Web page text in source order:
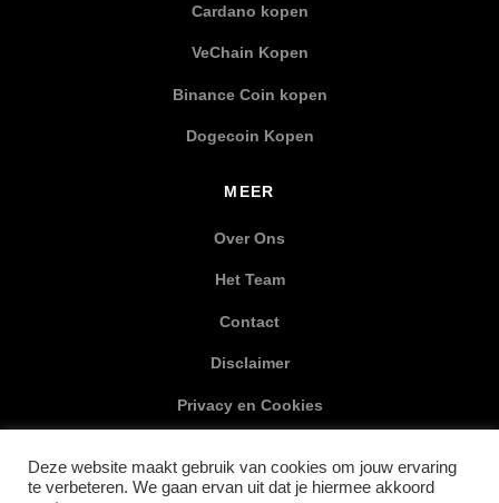
Cardano kopen
VeChain Kopen
Binance Coin kopen
Dogecoin Kopen
MEER
Over Ons
Het Team
Contact
Disclaimer
Privacy en Cookies
Deze website maakt gebruik van cookies om jouw ervaring
te verbeteren. We gaan ervan uit dat je hiermee akkoord